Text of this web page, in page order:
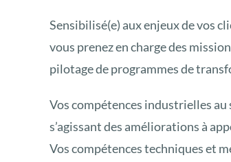
Sensibilisé(e) aux enjeux de vos
vous prenez en charge des
pilotage de programmes de
Vos compétences industrielles
s’agissant des améliorations à
Vos compétences techniques et